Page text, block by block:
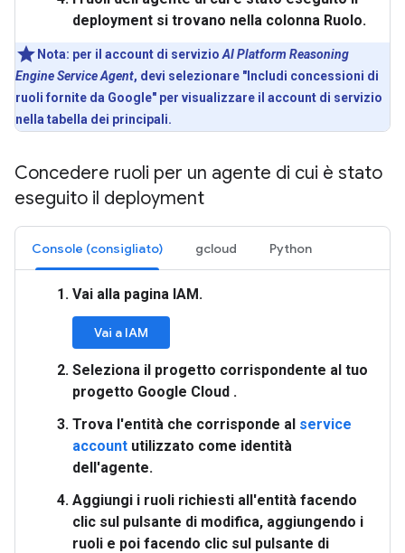
deployment si trovano nella colonna Ruolo.
Nota: per il account di servizio AI Platform Reasoning
Engine Service Agent, devi selezionare "Includi concessioni di
ruoli fornite da Google" per visualizzare il account di servizio
nella tabella dei principali.
Concedere ruoli per un agente di cui è stato
eseguito il deployment
Console (consigliato) gcloud Python
Vai alla pagina IAM.
Vai a IAM
Seleziona il progetto corrispondente al tuo
progetto Google Cloud .
Trova l'entità che corrisponde al service
account utilizzato come identità
dell'agente.
Aggiungi i ruoli richiesti all'entità facendo
clic sul pulsante di modifica, aggiungendo i
ruoli e poi facendo clic sul pulsante di